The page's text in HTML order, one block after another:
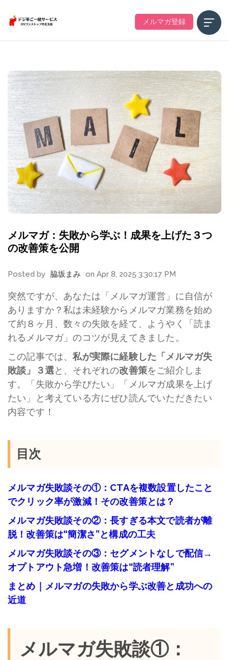
メルマガ登録
メルマガ：失敗から学ぶ！成果を上げた３つ
の改善策を公開
Posted by 脇坂まみ on Apr 8, 2025 3:30:17 PM
突然ですが、あなたは「メルマガ運営」に自信が
ありますか？私は未経験からメルマガ業務を始め
て約８ヶ月、数々の失敗を経て、ようやく「読ま
れるメルマガ」のコツが見えてきました。
この記事では、私が実際に経験した「メルマガ失
敗談」３選と、それぞれの改善策をご紹介しま
す。「失敗から学びたい」「メルマガ成果を上げ
たい」と考えている方にぜひ読んでいただきたい
内容です！
目次
メルマガ失敗談その①：CTAを複数設置したこと
でクリック率が激減！その改善策とは？
メルマガ失敗談その②：長すぎる本文で読者が離
脱！改善策は“簡潔さ”と構成の工夫
メルマガ失敗談その③：セグメントなしで配信→
オプトアウト急増！改善策は“読者理解”
まとめ｜メルマガの失敗から学ぶ改善と成功への
近道
メルマガ失敗談①：